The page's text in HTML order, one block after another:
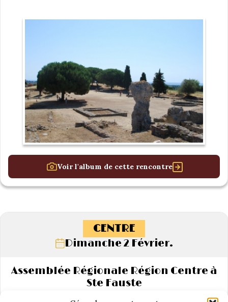
Voir l'album de cette rencontre
CENTRE
Dimanche 2 Février.
Assemblée Régionale Région Centre à
Ste Fauste